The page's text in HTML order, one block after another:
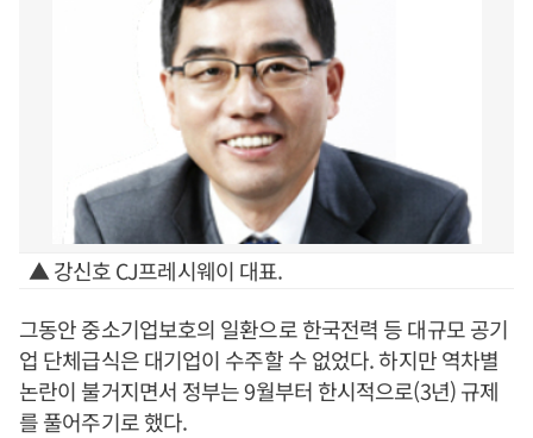
▲ 강신호 CJ프레시웨이 대표.
그동안 중소기업보호의 일환으로 한국전력 등 대규모 공기
업 단체급식은 대기업이 수주할 수 없었다. 하지만 역차별
논란이 불거지면서 정부는 9월부터 한시적으로(3년) 규제
를 풀어주기로 했다.